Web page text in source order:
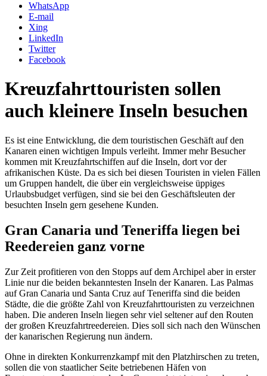
WhatsApp
E-mail
Xing
LinkedIn
Twitter
Facebook
Kreuzfahrttouristen sollen
auch kleinere Inseln besuchen
Es ist eine Entwicklung, die dem touristischen Geschäft auf den
Kanaren einen wichtigen Impuls verleiht. Immer mehr Besucher
kommen mit Kreuzfahrtschiffen auf die Inseln, dort vor der
afrikanischen Küste. Da es sich bei diesen Touristen in vielen Fällen
um Gruppen handelt, die über ein vergleichsweise üppiges
Urlaubsbudget verfügen, sind sie bei den Geschäftsleuten der
besuchten Inseln gern gesehene Kunden.
Gran Canaria und Teneriffa liegen bei
Reedereien ganz vorne
Zur Zeit profitieren von den Stopps auf dem Archipel aber in erster
Linie nur die beiden bekanntesten Inseln der Kanaren. Las Palmas
auf Gran Canaria und Santa Cruz auf Teneriffa sind die beiden
Städte, die die größte Zahl von Kreuzfahrttouristen zu verzeichnen
haben. Die anderen Inseln liegen sehr viel seltener auf den Routen
der großen Kreuzfahrtreedereien. Dies soll sich nach den Wünschen
der kanarischen Regierung nun ändern.
Ohne in direkten Konkurrenzkampf mit den Platzhirschen zu treten,
sollen die von staatlicher Seite betriebenen Häfen von